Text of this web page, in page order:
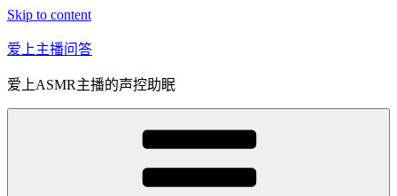
Skip to content
爱上主播问答
爱上ASMR主播的声控助眠